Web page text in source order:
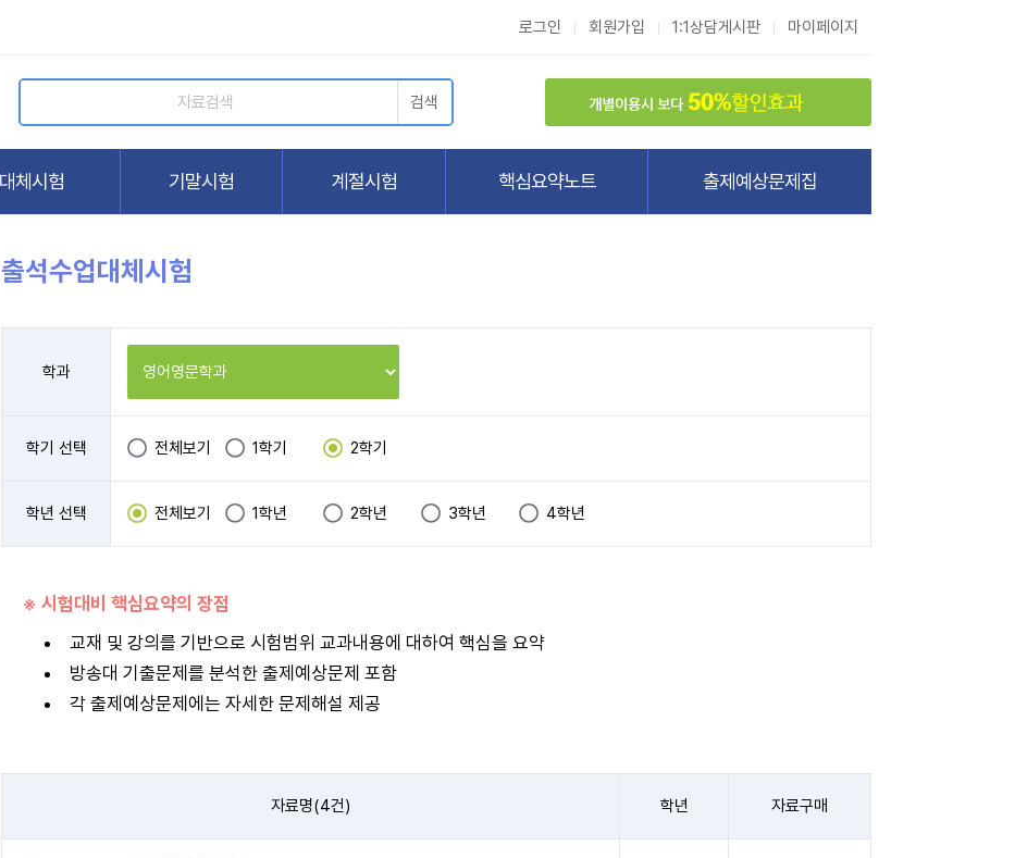
로그인 회원가입 1:1상담게시판 마이페이지
출석수업대체시험
학과
학기 선택 전체보기 1학기 2학기
학년 선택 전체보기 1학년 2학년 3학년 4학년
※ 시험대비 핵심요약의 장점
교재 및 강의를 기반으로 시험범위 교과내용에 대하여 핵심을 요약
방송대 기출문제를 분석한 출제예상문제 포함
각 출제예상문제에는 자세한 문제해설 제공
자료명(4건) 학년 자료구매